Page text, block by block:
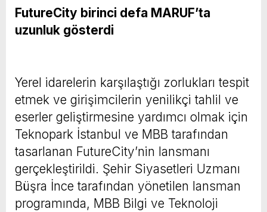
FutureCity birinci defa MARUF’ta
uzunluk gösterdi
Yerel idarelerin karşılaştığı zorlukları tespit
etmek ve girişimcilerin yenilikçi tahlil ve
eserler geliştirmesine yardımcı olmak için
Teknopark İstanbul ve MBB tarafından
tasarlanan FutureCity’nin lansmanı
gerçekleştirildi. Şehir Siyasetleri Uzmanı
Büşra İnce tarafından yönetilen lansman
programında, MBB Bilgi ve Teknoloji